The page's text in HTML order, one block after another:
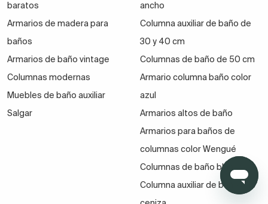
baño de 40 cm
. Si la estancia es muy pequeña o muy
estrecha, lo mejor es que la compres blanca y de un
acabado brillante, ya que reflejará la luz y el baño
parecerá más grande y diáfano. Los acabados
blancos y brillantes tienen ese innegable poder en los
baños.
¡Un truco deco muy útil!
En caso de que el baño no sea demasiado
, abigarrado o estrecho, puedes elegir otro
tipo de color. Tenemos columnas auxiliares de baño
de 40 cm de diferentes tonalidades de madera, en
color gris ceniza, negro, colores más llamativos…
baratos
Armarios de madera para
baños
Armarios de baño vintage
Columnas modernas
Muebles de baño auxiliar
Salgar
ancho
Columna auxiliar de baño de
30 y 40 cm
Columnas de baño de 50 cm
Armario columna baño color
azul
Armarios altos de baño
Armarios para baños de
columnas color Wengué
Columnas de baño blancas
Columna auxiliar de baño gris